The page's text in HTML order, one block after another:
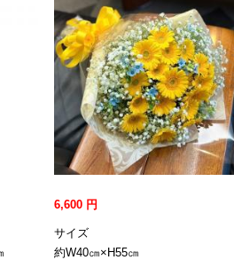
6,600 円
サイズ
約W40㎝×H55㎝